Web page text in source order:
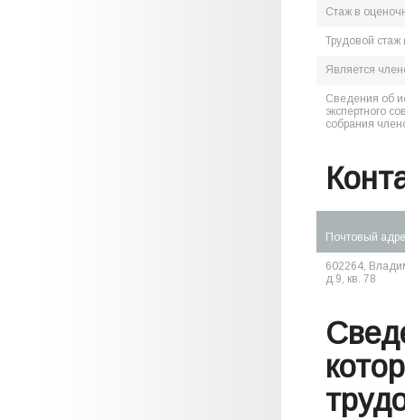
Стаж в
Трудовой стаж
Является
Сведения об
экспертного
собрания
Почтовый
602264,
д.9, кв. 78